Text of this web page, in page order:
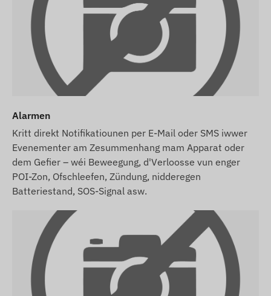
Alarmen
Kritt direkt Notifikatiounen per E-Mail oder SMS iwwer
Evenementer am Zesummenhang mam Apparat oder
dem Gefier – wéi Beweegung, d'Verloosse vun enger
POI-Zon, Ofschleefen, Zündung, nidderegen
Batteriestand, SOS-Signal asw.